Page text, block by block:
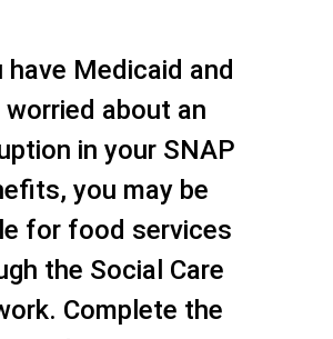
have Medicaid and
worried about an
in your SNAP
you may be
for food services
the Social Care
Complete the